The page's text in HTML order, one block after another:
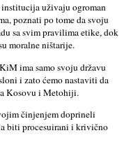
uživaju ogroman
poznati po tome da svoju
sa svim pravilima etike, dok
moralne ništarije.
ima samo svoju državu
i zato ćemo nastaviti da
Kosovu i Metohiji.
činjenjem doprineli
biti procesuirani i krivično